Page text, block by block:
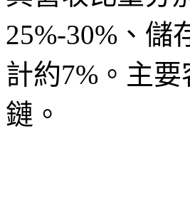
25%-30%、儲
計約7%。主
鏈。